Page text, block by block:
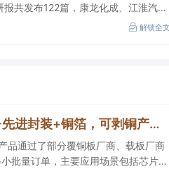
共发布122篇，康龙化成、江淮汽车
盖，其中乔锋智能获新财富分析师深
，华峰化学首次上榜，前五名依次
解锁全文
【机构龙虎榜解读】PCB+先进封装+铜箔，可剥铜产品通过了部分覆铜板厂商、载板厂商及相关芯片终端的认证，持续获得小批量订单，主要应用场景包括芯片封装光模块用PCB，机构大额净买入这家公司
通过了部分覆铜板厂商、载板厂商
批量订单，主要应用场景包括芯片封